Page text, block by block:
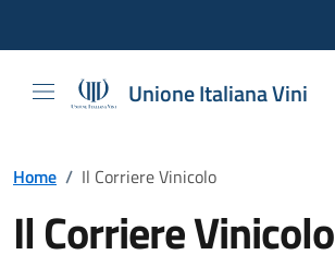
Unione Italiana Vini
Home / Il Corriere Vinicolo
Il Corriere Vinicolo